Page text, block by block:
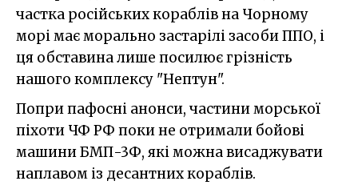
частка російських кораблів на Чорному
морі має морально застарілі засоби ППО, і
ця обставина лише посилює грізність
нашого комплексу "Нептун".
Попри пафосні анонси, частини морської
піхоти ЧФ РФ поки не отримали бойові
машини БМП-3Ф, які можна висаджувати
наплавом із десантних кораблів.